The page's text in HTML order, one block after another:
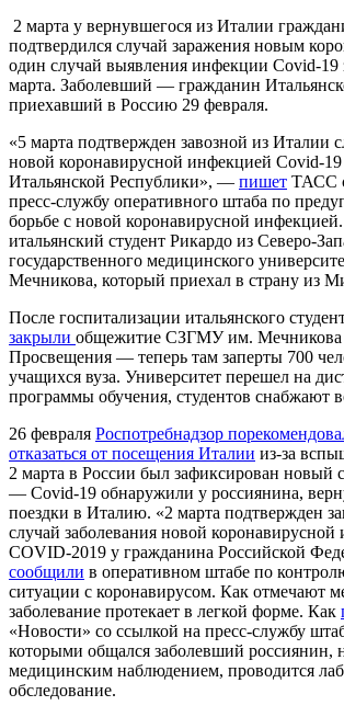
2 марта у вернувшегося из Италии
подтвердился случай заражения новым
один случай выявления инфекции Covid-19
марта. Заболевший — гражданин
приехавший в Россию 29 февраля.
«5 марта подтвержден завозной из Италии
новой коронавирусной инфекцией Covid-
Итальянской Республики», — пишет ТАСС
пресс-службу оперативного штаба по
борьбе с новой коронавирусной
итальянский студент Рикардо из Северо-
государственного медицинского
Мечникова, который приехал в страну из
После госпитализации итальянского
закрыли общежитие СЗГМУ им. Мечникова
Просвещения — теперь там заперты 700
учащихся вуза. Университет перешел на
программы обучения, студентов снабжают
26 февраля Роспотребнадзор
отказаться от посещения Италии из-за
2 марта в России был зафиксирован новый
— Covid-19 обнаружили у россиянина,
поездки в Италию. «2 марта подтвержден
случай заболевания новой коронавирусной
COVID-2019 у гражданина Российской
сообщили в оперативном штабе по
ситуации с коронавирусом. Как отмечают
заболевание протекает в легкой форме. Как
«Новости» со ссылкой на пресс-службу
которыми общался заболевший россиянин,
медицинским наблюдением, проводится
обследование.